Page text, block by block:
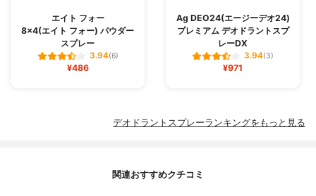
エイト フォー
8×4(エイト フォー) パウダー
スプレー
3.94(6)
¥486
Ag DEO24(エージーデオ24)
プレミアム デオドラントスプ
レーDX
3.94(3)
¥971
デオドラントスプレーランキングをもっと見る
関連おすすめクチコミ